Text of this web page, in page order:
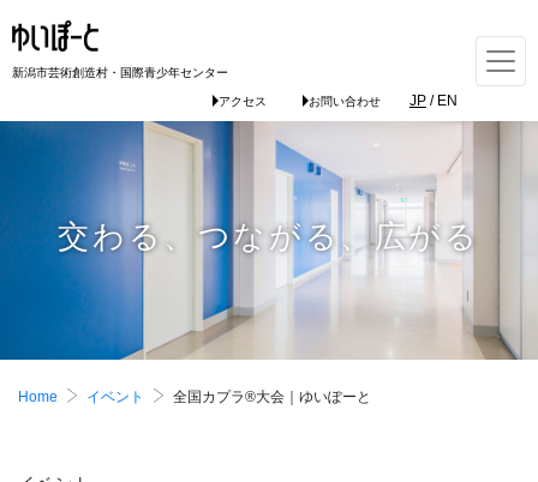
交わる、つながる、広がる
新潟市芸術創造村・国際青少年センター
アクセス お問い合わせ JP/ EN
Home イベント 全国カプラ®大会｜ゆいぽーと